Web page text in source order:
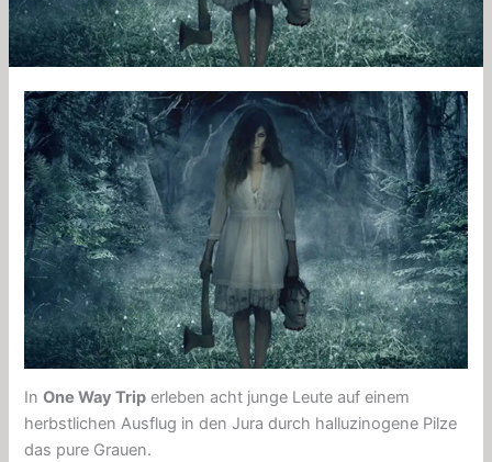
InOne Way Trip erleben acht junge Leute auf einem
herbstlichen Ausflug in den Jura durch halluzinogene Pilze
das pure Grauen.